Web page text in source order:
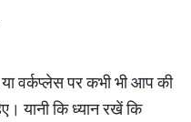
वर्कप्लेस पर कभी भी आप की
यानी कि ध्यान रखें कि